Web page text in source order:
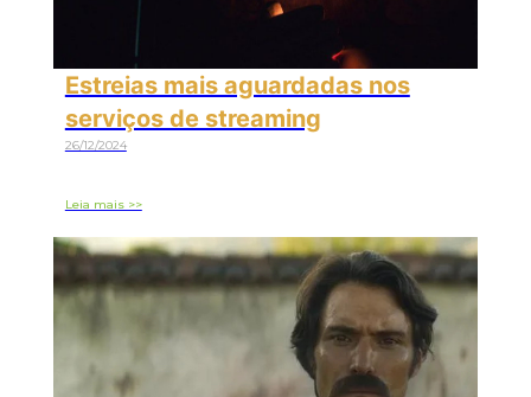
Estreias mais aguardadas nos
serviços de streaming
26/12/2024
Leia mais >>